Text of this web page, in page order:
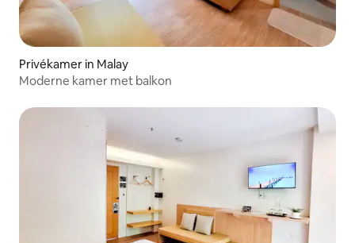
Privékamer in Malay
Moderne kamer met balkon